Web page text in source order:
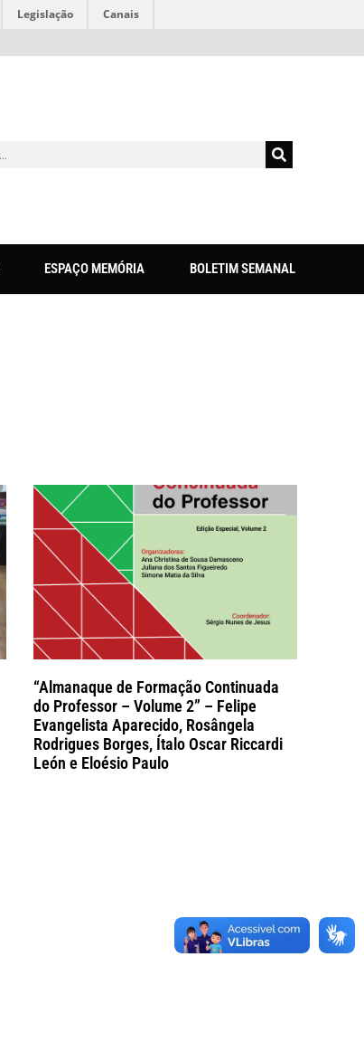
Legislação Canais
ESPAÇO MEMÓRIA BOLETIM SEMANAL
“Almanaque de Formação Continuada
do Professor – Volume 2” – Felipe
Evangelista Aparecido, Rosângela
Rodrigues Borges, Ítalo Oscar Riccardi
León e Eloésio Paulo